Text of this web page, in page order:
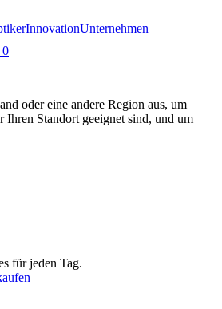
InnovationUnternehmen
0
oder eine andere Region aus, um
Ihren Standort geeignet sind, und um
für jeden Tag.